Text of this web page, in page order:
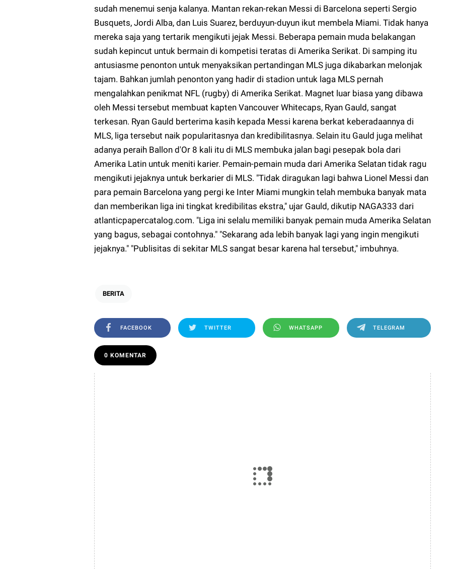
sudah menemui senja kalanya. Mantan rekan-rekan Messi di Barcelona seperti Sergio
Busquets, Jordi Alba, dan Luis Suarez, berduyun-duyun ikut membela Miami. Tidak hanya
mereka saja yang tertarik mengikuti jejak Messi. Beberapa pemain muda belakangan
sudah kepincut untuk bermain di kompetisi teratas di Amerika Serikat. Di samping itu
antusiasme penonton untuk menyaksikan pertandingan MLS juga dikabarkan melonjak
tajam. Bahkan jumlah penonton yang hadir di stadion untuk laga MLS pernah
mengalahkan penikmat NFL (rugby) di Amerika Serikat. Magnet luar biasa yang dibawa
oleh Messi tersebut membuat kapten Vancouver Whitecaps, Ryan Gauld, sangat
terkesan. Ryan Gauld berterima kasih kepada Messi karena berkat keberadaannya di
MLS, liga tersebut naik popularitasnya dan kredibilitasnya. Selain itu Gauld juga melihat
adanya peraih Ballon d'Or 8 kali itu di MLS membuka jalan bagi pesepak bola dari
Amerika Latin untuk meniti karier. Pemain-pemain muda dari Amerika Selatan tidak ragu
mengikuti jejaknya untuk berkarier di MLS. "Tidak diragukan lagi bahwa Lionel Messi dan
para pemain Barcelona yang pergi ke Inter Miami mungkin telah membuka banyak mata
dan memberikan liga ini tingkat kredibilitas ekstra," ujar Gauld, dikutip NAGA333 dari
atlanticpapercatalog.com. "Liga ini selalu memiliki banyak pemain muda Amerika Selatan
yang bagus, sebagai contohnya." "Sekarang ada lebih banyak lagi yang ingin mengikuti
jejaknya." "Publisitas di sekitar MLS sangat besar karena hal tersebut," imbuhnya.
BERITA
FACEBOOK TWITTER WHATSAPP TELEGRAM
0 KOMENTAR